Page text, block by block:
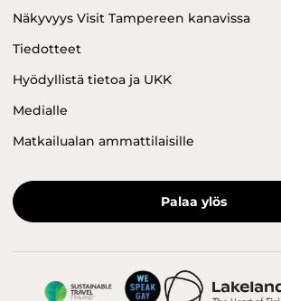
Näkyvyys Visit Tampereen kanavissa
Tiedotteet
Hyödyllistä tietoa ja UKK
Medialle
Matkailualan ammattilaisille
Palaa ylös